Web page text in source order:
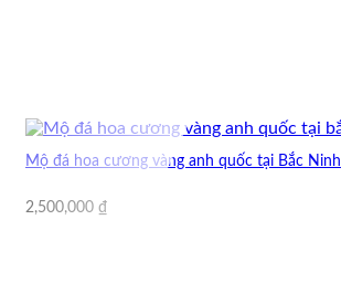
Mộ đá hoa cương vàng anh quốc tại Bắc Ninh
2,500,000 ₫